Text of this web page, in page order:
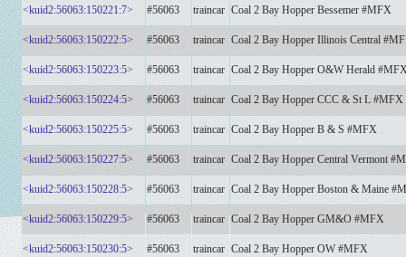
<kuid2:56063:150221:7> #56063 traincar Coal 2 Bay Hopper Bessemer #MFX
<kuid2:56063:150222:5> #56063 traincar Coal 2 Bay Hopper Illinois Central
<kuid2:56063:150223:5> #56063 traincar Coal 2 Bay Hopper O&W Herald
<kuid2:56063:150224:5> #56063 traincar Coal 2 Bay Hopper CCC & St L #MFX
<kuid2:56063:150225:5> #56063 traincar Coal 2 Bay Hopper B & S #MFX
<kuid2:56063:150227:5> #56063 traincar Coal 2 Bay Hopper Central Vermont
<kuid2:56063:150228:5> #56063 traincar Coal 2 Bay Hopper Boston & Maine
<kuid2:56063:150229:5> #56063 traincar Coal 2 Bay Hopper GM&O #MFX
<kuid2:56063:150230:5> #56063 traincar Coal 2 Bay Hopper OW #MFX